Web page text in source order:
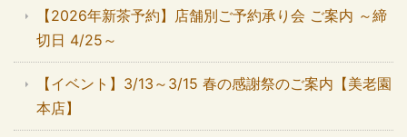
【2026年新茶予約】店舗別ご予約承り会 ご案内 ～締
切日 4/25～
【イベント】3/13～3/15 春の感謝祭のご案内【美老園
本店】